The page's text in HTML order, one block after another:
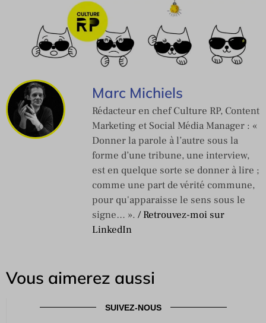
Marc Michiels
Rédacteur en chef Culture RP, Content
Marketing et Social Média Manager : «
Donner la parole à l’autre sous la
forme d’une tribune, une interview,
est en quelque sorte se donner à lire ;
comme une part de vérité commune,
pour qu'apparaisse le sens sous le
signe… ». / Retrouvez-moi sur
LinkedIn
Vous aimerez aussi
SUIVEZ-NOUS